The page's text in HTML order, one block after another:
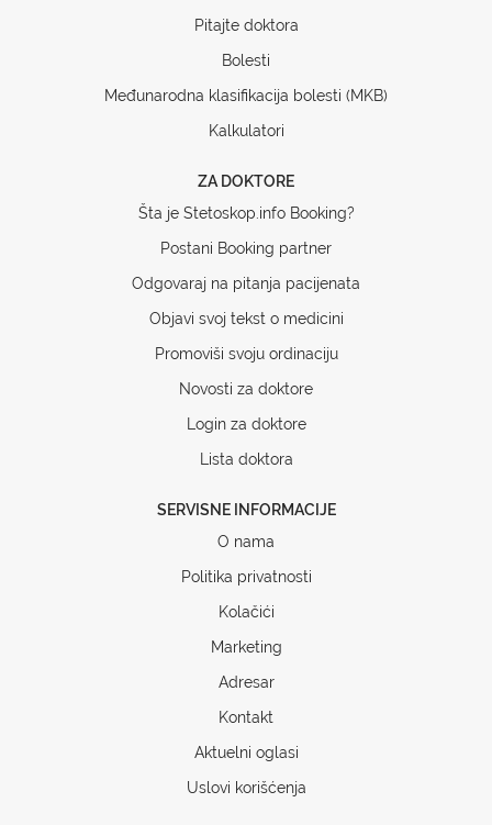
Pitajte doktora
Bolesti
Međunarodna klasifikacija bolesti (MKB)
Kalkulatori
ZA DOKTORE
Šta je Stetoskop.info Booking?
Postani Booking partner
Odgovaraj na pitanja pacijenata
Objavi svoj tekst o medicini
Promoviši svoju ordinaciju
Novosti za doktore
Login za doktore
Lista doktora
SERVISNE INFORMACIJE
O nama
Politika privatnosti
Kolačići
Marketing
Adresar
Kontakt
Aktuelni oglasi
Uslovi korišćenja